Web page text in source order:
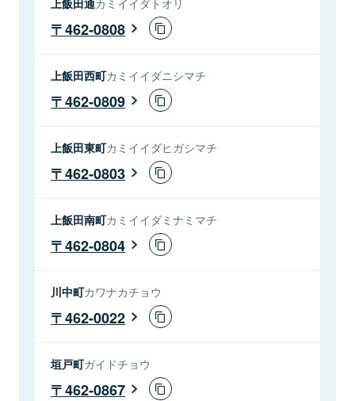
462-0808
上飯田西町カミイイダニシマチ
462-0809
上飯田東町カミイイダヒガシマチ
462-0803
上飯田南町カミイイダミナミマチ
462-0804
川中町カワナカチョウ
462-0022
垣戸町ガイドチョウ
462-0867